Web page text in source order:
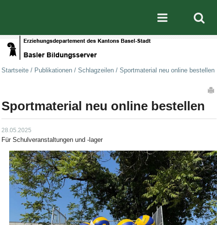
Mobile
Startseite / Publikationen / Schlagzeilen / Sportmaterial neu online bestellen
Sportmaterial neu online bestellen
28.05.2025
Für Schulveranstaltungen und -lager